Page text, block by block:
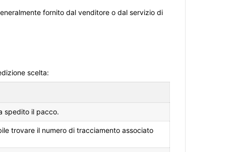
fornito dal venditore o dal servizio di
scelta:
spedito il pacco.
trovare il numero di tracciamento associato